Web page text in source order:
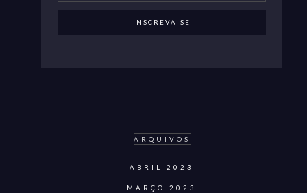
ARQUIVOS
ABRIL 2023
MARÇO 2023